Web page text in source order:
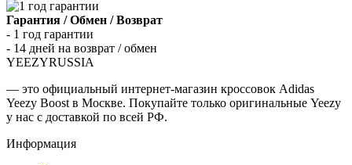
Гарантия / Обмен / Возврат
- 1 год гарантии
- 14 дней на возврат / обмен
YEEZYRUSSIA
— это официальный интернет-магазин кроссовок Adidas
Yeezy Boost в Москве. Покупайте только оригинальные Yeezy
у нас с доставкой по всей РФ.
Информация